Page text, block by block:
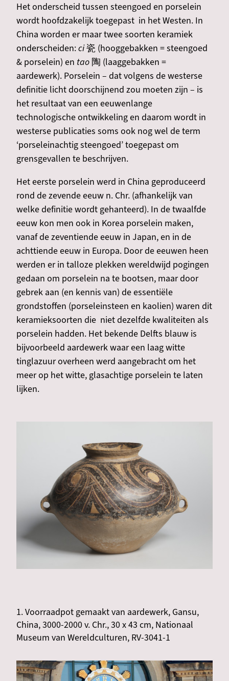
Het onderscheid tussen steengoed en porselein
wordt hoofdzakelijk toegepast in het Westen. In
China worden er maar twee soorten keramiek
onderscheiden:ci瓷 (hooggebakken = steengoed
& porselein) en tao 陶 (laaggebakken =
aardewerk). Porselein – dat volgens de westerse
definitie licht doorschijnend zou moeten zijn – is
het resultaat van een eeuwenlange
technologische ontwikkeling en daarom wordt in
westerse publicaties soms ook nog wel de term
‘porseleinachtig steengoed’ toegepast om
grensgevallen te beschrijven.
Het eerste porselein werd in China geproduceerd
rond de zevende eeuw n. Chr. (afhankelijk van
welke definitie wordt gehanteerd). In de twaalfde
eeuw kon men ook in Korea porselein maken,
vanaf de zeventiende eeuw in Japan, en in de
achttiende eeuw in Europa. Door de eeuwen heen
werden er in talloze plekken wereldwijd pogingen
gedaan om porselein na te bootsen, maar door
gebrek aan (en kennis van) de essentiële
grondstoffen (porseleinsteen en kaolien) waren dit
keramieksoorten die niet dezelfde kwaliteiten als
porselein hadden. Het bekende Delfts blauw is
bijvoorbeeld aardewerk waar een laag witte
tinglazuur overheen werd aangebracht om het
meer op het witte, glasachtige porselein te laten
lijken.
1. Voorraadpot gemaakt van aardewerk, Gansu,
China, 3000-2000 v. Chr., 30 x 43 cm, Nationaal
Museum van Wereldculturen, RV-3041-1